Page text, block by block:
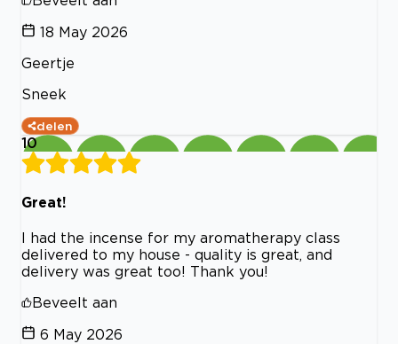
18 May 2026
Geertje
Sneek
delen
10
Great!
I had the incense for my aromatherapy class
delivered to my house - quality is great, and
delivery was great too! Thank you!
Beveelt aan
6 May 2026